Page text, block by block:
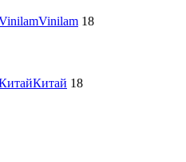
Vinilam 18
Китай 18